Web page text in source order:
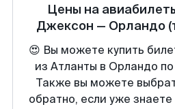
Цены на
Джексон — Орландо
😍 Вы можете купить
из Атланты в Орландо
Также вы можете
обратно, если уже